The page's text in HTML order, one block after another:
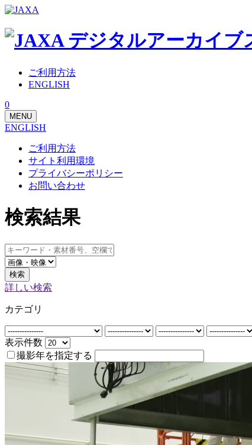
ご利用方法
ENGLISH
0
MENU
ENGLISH
ご利用方法
サイト利用環境
プライバシーポリシー
お問い合わせ
検索結果
検索
詳しい検索
カテゴリ
表示件数
撮影年を指定する